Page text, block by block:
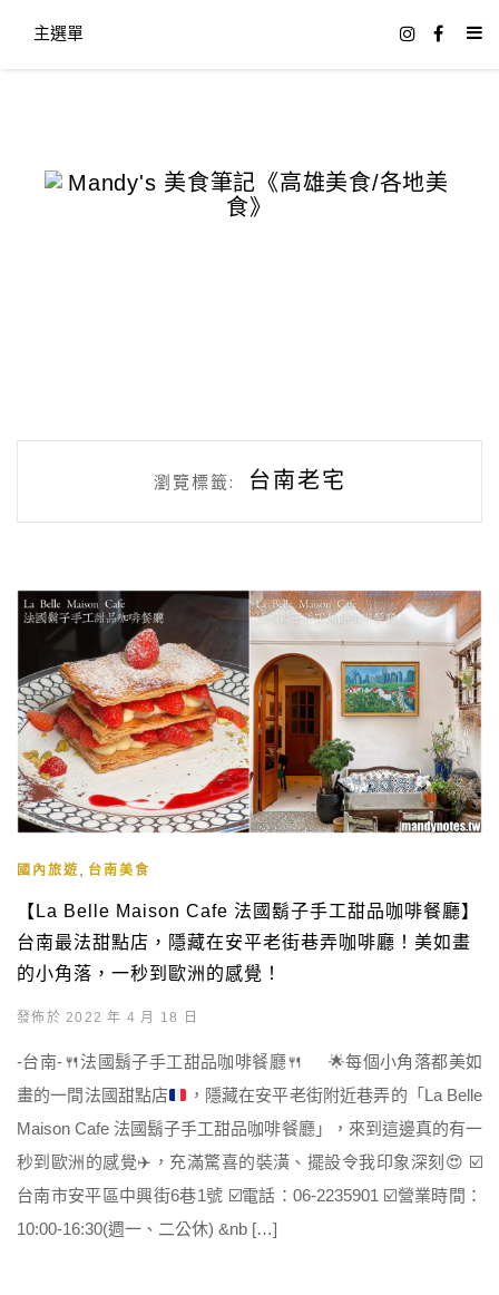
主選單
瀏覽標籤: 台南老宅
國內旅遊, 台南美食
【La Belle Maison Cafe 法國鬍子手工甜品咖啡餐廳】
台南最法甜點店，隱藏在安平老街巷弄咖啡廳！美如畫
的小角落，一秒到歐洲的感覺！
發佈於 2022 年 4 月 18 日
-台南-🍴法國鬍子手工甜品咖啡餐廳🍴 🌟每個小角落都美如
畫的一間法國甜點店
，隱藏在安平老街附近巷弄的「La Belle
Maison Cafe 法國鬍子手工甜品咖啡餐廳」，來到這邊真的有一
秒到歐洲的感覺✈️ ，充滿驚喜的裝潢、擺設令我印象深刻 😍 ☑️
台南市安平區中興街6巷1號 ☑️電話：06-2235901 ☑️營業時間：
10:00-16:30(週一、二公休) &nb […]